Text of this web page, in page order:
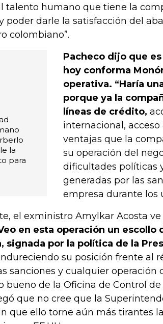
talento humano que tiene la
poder darle la satisfacción del
colombiano”.
la
para
Pacheco dijo que
hoy conforma
operativa. “Haría
porque ya la
líneas de crédito,
internacional,
ventajas que la
su operación del
dificultades políticas
generadas por las
empresa durante los
el exministro Amylkar Acosta
en esta operación un
signada por la política de la
su posición frente al
sanciones y cualquier operación
bueno de la Oficina de Control de
que no cree que la
que ello torne aún más tirantes